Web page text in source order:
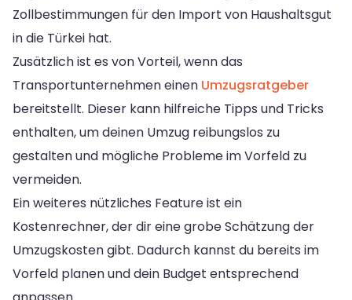
Zollbestimmungen für den Import von Haushaltsgut
in die Türkei hat.
Zusätzlich ist es von Vorteil, wenn das
Transportunternehmen einen Umzugsratgeber
bereitstellt. Dieser kann hilfreiche Tipps und Tricks
enthalten, um deinen Umzug reibungslos zu
gestalten und mögliche Probleme im Vorfeld zu
vermeiden.
Ein weiteres nützliches Feature ist ein
Kostenrechner, der dir eine grobe Schätzung der
Umzugskosten gibt. Dadurch kannst du bereits im
Vorfeld planen und dein Budget entsprechend